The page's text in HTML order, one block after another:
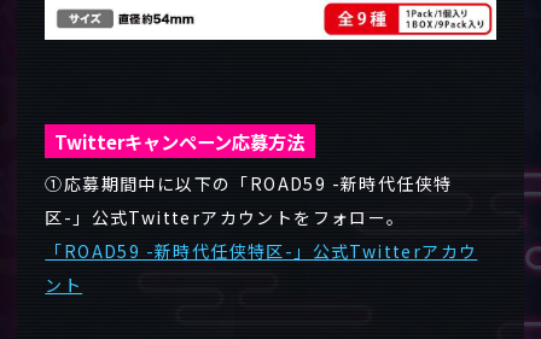
Twitterキャンペーン応募方法
①応募期間中に以下の「ROAD59 -新時代任侠特
区-」公式Twitterアカウントをフォロー。
「ROAD59 -新時代任侠特区-」公式Twitterアカウ
ント